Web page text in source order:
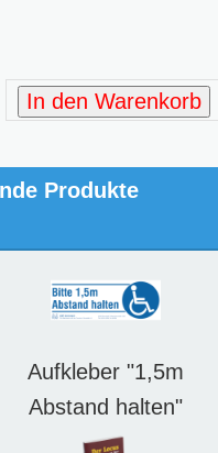
In den Warenkorb
Produkte
Aufkleber "1,5m
Abstand halten"